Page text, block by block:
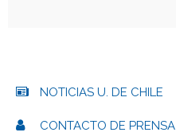
NOTICIAS U. DE CHILE
CONTACTO DE PRENSA